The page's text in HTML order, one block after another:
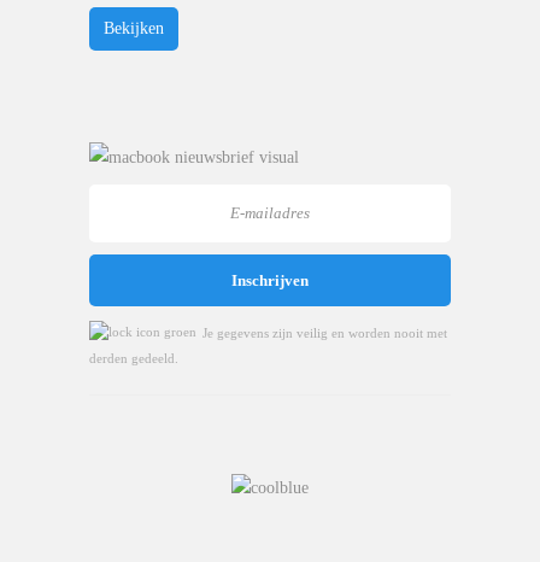
Bekijken
Je gegevens zijn veilig en worden nooit met
derden gedeeld.